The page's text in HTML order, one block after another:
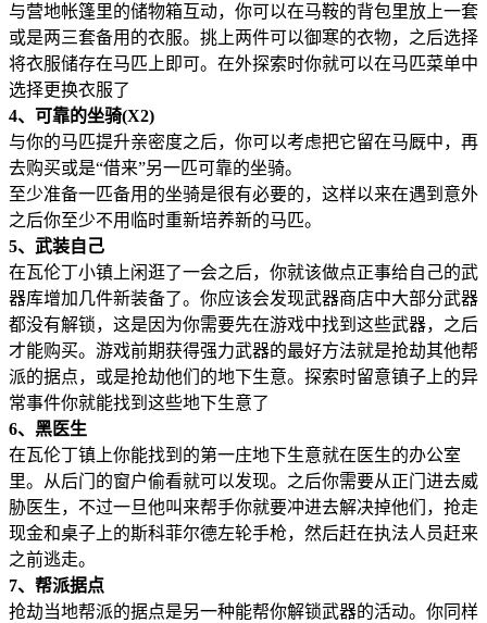
与营地帐篷里的储物箱互动，你可以在马鞍的背包里放上一套
或是两三套备用的衣服。挑上两件可以御寒的衣物，之后选择
将衣服储存在马匹上即可。在外探索时你就可以在马匹菜单中
选择更换衣服了
4、可靠的坐骑(X2)
与你的马匹提升亲密度之后，你可以考虑把它留在马厩中，再
去购买或是“借来”另一匹可靠的坐骑。
至少准备一匹备用的坐骑是很有必要的，这样以来在遇到意外
之后你至少不用临时重新培养新的马匹。
5、武装自己
在瓦伦丁小镇上闲逛了一会之后，你就该做点正事给自己的武
器库增加几件新装备了。你应该会发现武器商店中大部分武器
都没有解锁，这是因为你需要先在游戏中找到这些武器，之后
才能购买。游戏前期获得强力武器的最好方法就是抢劫其他帮
派的据点，或是抢劫他们的地下生意。探索时留意镇子上的异
常事件你就能找到这些地下生意了
6、黑医生
在瓦伦丁镇上你能找到的第一庄地下生意就在医生的办公室
里。从后门的窗户偷看就可以发现。之后你需要从正门进去威
胁医生，不过一旦他叫来帮手你就要冲进去解决掉他们，抢走
现金和桌子上的斯科菲尔德左轮手枪，然后赶在执法人员赶来
之前逃走。
7、帮派据点
抢劫当地帮派的据点是另一种能帮你解锁武器的活动。你同样